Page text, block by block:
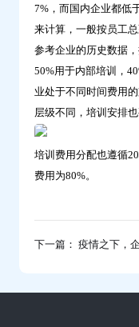
7%，而国内企业都低
来计算，一般按员工
参考企业的历史数据
50%用于内部培训，
业处于不同时间费用
层级不同，培训安排也
培训费用分配也遵循
费用为80%。
下一篇： 疫情之下，